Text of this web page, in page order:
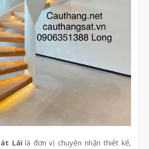
Láilà đơn vị chuyên nhận thiết kế,